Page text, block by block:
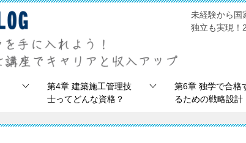
未経験から国
独立も実現！
第4章 建築施工管理技
士ってどんな資格？
第6章 独学で合格
るための戦略設計